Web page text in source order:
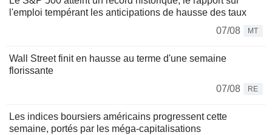
l'emploi tempérant les anticipations de hausse des taux
07/08
MT
Wall Street finit en hausse au terme d'une semaine
florissante
07/08
RE
Les indices boursiers américains progressent cette
semaine, portés par les méga-capitalisations